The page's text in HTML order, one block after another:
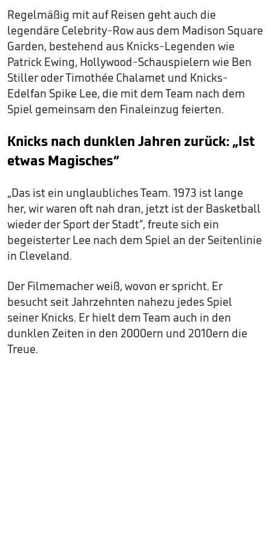
Regelmäßig mit auf Reisen geht auch die
legendäre Celebrity-Row aus dem Madison Square
Garden, bestehend aus Knicks-Legenden wie
Patrick Ewing, Hollywood-Schauspielern wie Ben
Stiller oder Timothée Chalamet und Knicks-
Edelfan Spike Lee, die mit dem Team nach dem
Spiel gemeinsam den Finaleinzug feierten.
Knicks nach dunklen Jahren zurück: „Ist
etwas Magisches“
„Das ist ein unglaubliches Team. 1973 ist lange
her, wir waren oft nah dran, jetzt ist der Basketball
wieder der Sport der Stadt“, freute sich ein
begeisterter Lee nach dem Spiel an der Seitenlinie
in Cleveland.
Der Filmemacher weiß, wovon er spricht. Er
besucht seit Jahrzehnten nahezu jedes Spiel
seiner Knicks. Er hielt dem Team auch in den
dunklen Zeiten in den 2000ern und 2010ern die
Treue.